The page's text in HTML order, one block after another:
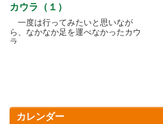
カウラ（１）
一度は行ってみたいと思いなが
ら、なかなか足を運べなかったカウ
ラ.....
カレンダー